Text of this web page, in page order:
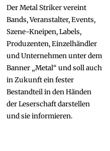
Der Metal Striker vereint
Bands, Veranstalter, Events,
Szene-Kneipen, Labels,
Produzenten, Einzelhändler
und Unternehmen unter dem
Banner „Metal“ und soll auch
in Zukunft ein fester
Bestandteil in den Händen
der Leserschaft darstellen
und sie informieren.